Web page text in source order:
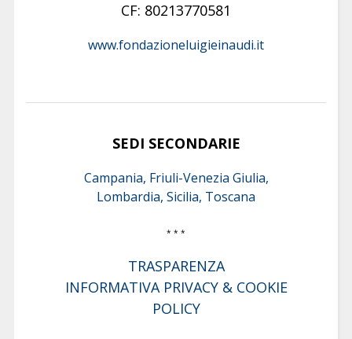
CF: 80213770581
www.fondazioneluigieinaudi.it
SEDI SECONDARIE
Campania, Friuli-Venezia Giulia,
Lombardia, Sicilia, Toscana
* * *
TRASPARENZA
INFORMATIVA PRIVACY & COOKIE
POLICY